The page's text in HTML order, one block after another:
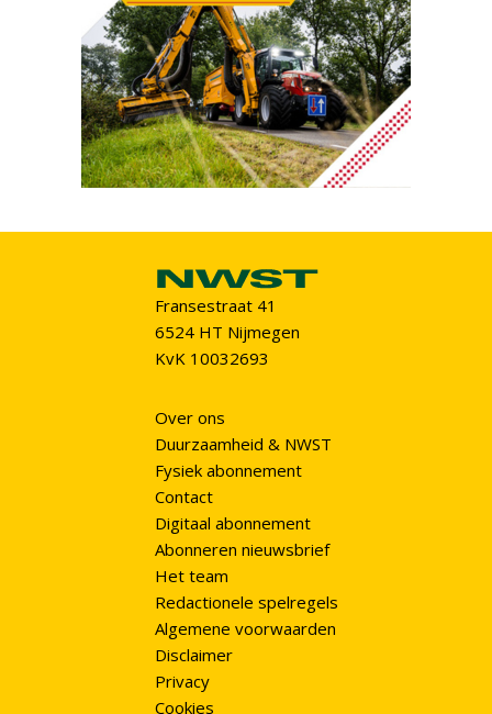
Fransestraat 41
6524 HT Nijmegen
KvK 10032693
Over ons
Duurzaamheid & NWST
Fysiek abonnement
Contact
Digitaal abonnement
Abonneren nieuwsbrief
Het team
Redactionele spelregels
Algemene voorwaarden
Disclaimer
Privacy
Cookies